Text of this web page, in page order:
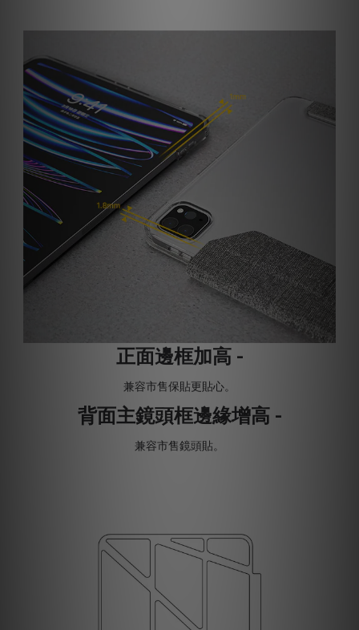
正面邊框加高 -
兼容市售保貼更貼心。
背面主鏡頭框邊緣增高 -
兼容市售鏡頭貼。